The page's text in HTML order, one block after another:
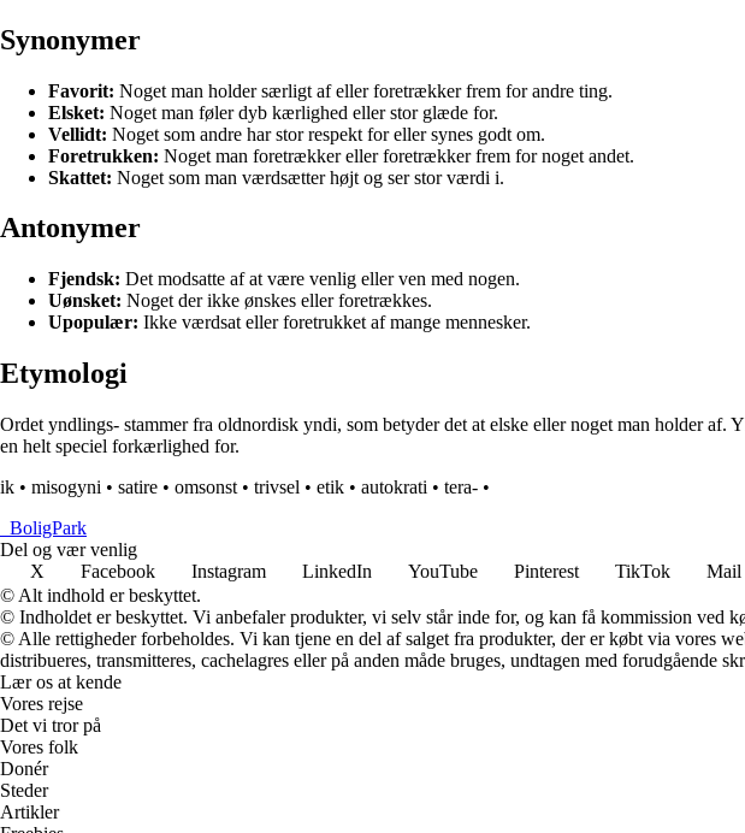
Synonymer
Favorit: Noget man holder særligt af eller foretrækker frem for andre ting.
Elsket: Noget man føler dyb kærlighed eller stor glæde for.
Vellidt: Noget som andre har stor respekt for eller synes godt om.
Foretrukken: Noget man foretrækker eller foretrækker frem for noget andet.
Skattet: Noget som man værdsætter højt og ser stor værdi i.
Antonymer
Fjendsk: Det modsatte af at være venlig eller ven med nogen.
Uønsket: Noget der ikke ønskes eller foretrækkes.
Upopulær: Ikke værdsat eller foretrukket af mange mennesker.
Etymologi
Ordet yndlings- stammer fra oldnordisk yndi, som betyder det at elske eller noget man holder
en helt speciel forkærlighed for.
ik • misogyni • satire • omsonst • trivsel • etik • autokrati • tera- •
BoligPark
Del og vær venlig
X
Facebook Instagram LinkedIn YouTube Pinterest TikTok Mail
© Alt indhold er beskyttet.
© Indholdet er beskyttet. Vi anbefaler produkter, vi selv står inde for, og kan få kommission ved
© Alle rettigheder forbeholdes. Vi kan tjene en del af salget fra produkter, der er købt via vores
distribueres, transmitteres, cachelagres eller på anden måde bruges, undtagen med forudgående
Lær os at kende
Vores rejse
Det vi tror på
Vores folk
Donér
Steder
Artikler